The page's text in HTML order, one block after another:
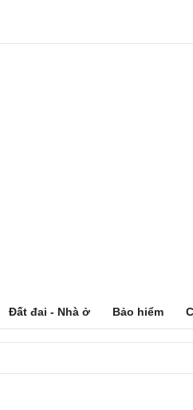
Đất đai - Nhà ở Bảo hiểm